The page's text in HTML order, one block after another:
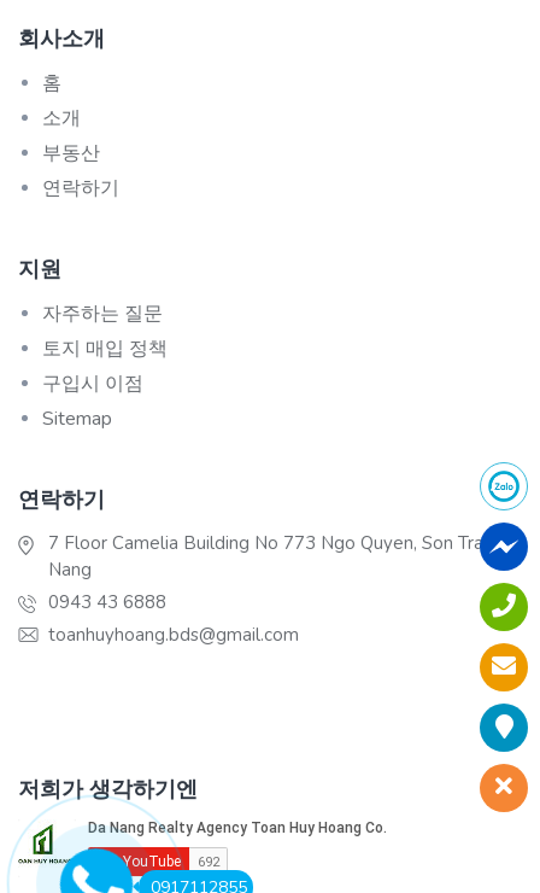
회사소개
홈
소개
부동산
연락하기
지원
자주하는 질문
토지 매입 정책
구입시 이점
Sitemap
연락하기
7 Floor Camelia Building No 773 Ngo Quyen, Son Tra, Da
Nang
0943 43 6888
toanhuyhoang.bds@gmail.com
저희가 생각하기엔
0917112855